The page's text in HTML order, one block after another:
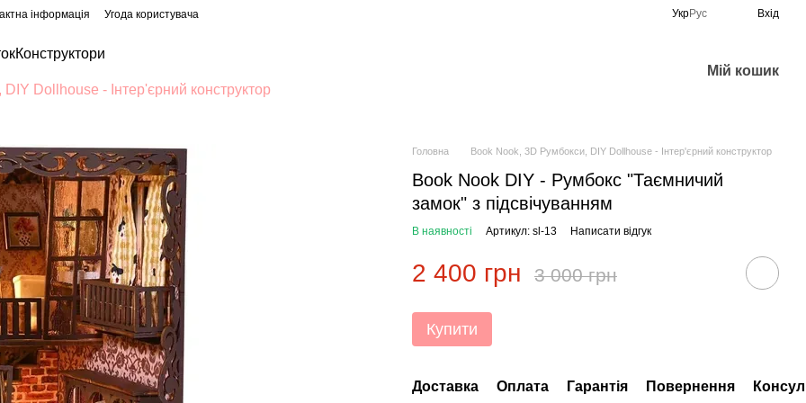
інформація Угода користувача УкрРус Вхід
Конструктори
Dollhouse - Інтер'єрний конструктор
Мій кошик
Головна Book Nook, 3D Румбокси, DIY Dollhouse - Інтер'єрний конструктор
Book Nook DIY - Румбокс "Таємничий
замок" з підсвічуванням
В наявності Артикул: sl-13 Написати відгук
2 400 грн 3 000 грн
Купити
Доставка Оплата Гарантія Повернення